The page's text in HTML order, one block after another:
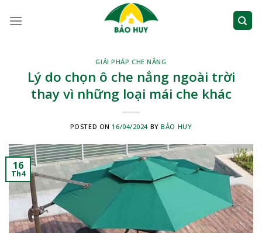
GIẢI PHÁP CHE NẮNG
Lý do chọn ô che nắng ngoài trời
thay vì những loại mái che khác
POSTED ON 16/04/2024 BYBẢO HUY
16
Th4